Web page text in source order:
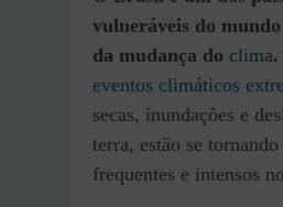
vulneráveis ​​do
da mudança do clima.
eventos climáticos
secas, inundações e
terra, estão se
frequentes e intensos